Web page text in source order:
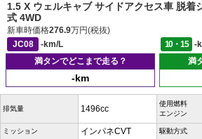
1.5 X ウェルキャブ サイドアクセス車 脱着
式 4WD
新車時価格276.9万円(税抜)
JC08
-km/L 10・15
-
満タンでどこまで走る？
-km
満
排気量 1496cc
使用燃料
エンジン
ミッション インパネCVT 駆動方式